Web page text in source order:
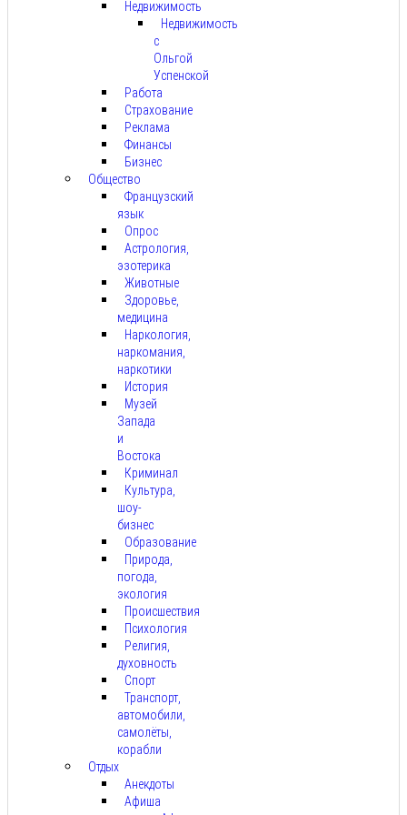
Недвижимость
Недвижимость
с
Ольгой
Успенской
Работа
Страхование
Реклама
Финансы
Бизнес
Общество
Французский
язык
Опрос
Астрология,
эзотерика
Животные
Здоровье,
медицина
Наркология,
наркомания,
наркотики
История
Музей
Запада
и
Востока
Криминал
Культура,
шоу-
бизнес
Образование
Природа,
погода,
экология
Происшествия
Психология
Религия,
духовность
Спорт
Транспорт,
автомобили,
самолёты,
корабли
Отдых
Анекдоты
Афиша